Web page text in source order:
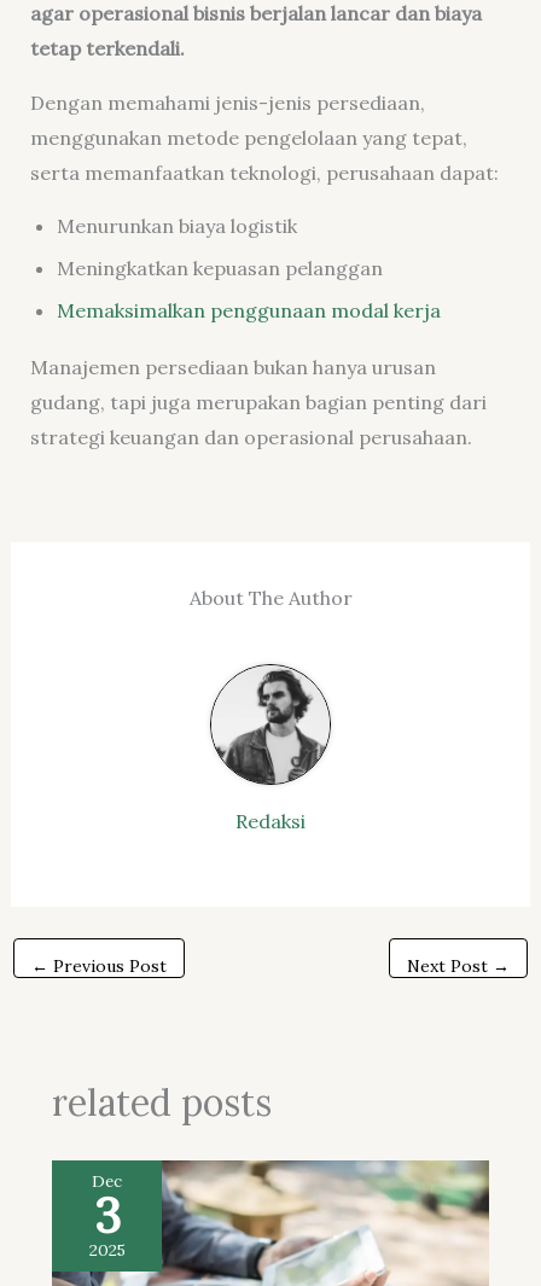
agar operasional bisnis berjalan lancar dan biaya
tetap terkendali.
Dengan memahami jenis-jenis persediaan,
menggunakan metode pengelolaan yang tepat,
serta memanfaatkan teknologi, perusahaan dapat:
Menurunkan biaya logistik
Meningkatkan kepuasan pelanggan
Memaksimalkan penggunaan modal kerja
Manajemen persediaan bukan hanya urusan
gudang, tapi juga merupakan bagian penting dari
strategi keuangan dan operasional perusahaan.
About The Author
Redaksi
← Previous Post Next Post →
related posts
Dec
3
2025